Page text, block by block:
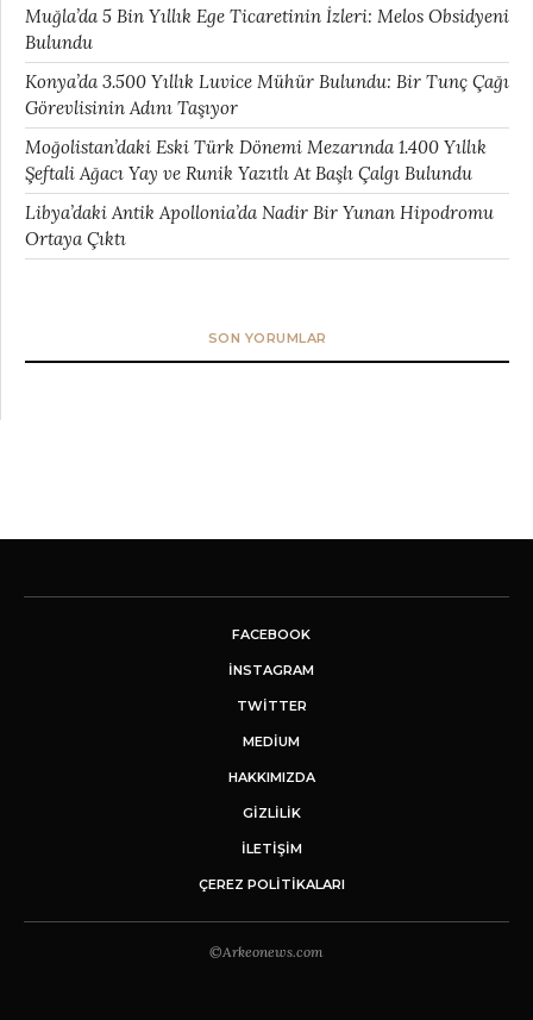
Muğla’da 5 Bin Yıllık Ege Ticaretinin İzleri: Melos Obsidyeni
Bulundu
Konya’da 3.500 Yıllık Luvice Mühür Bulundu: Bir Tunç Çağı
Görevlisinin Adını Taşıyor
Moğolistan’daki Eski Türk Dönemi Mezarında 1.400 Yıllık
Şeftali Ağacı Yay ve Runik Yazıtlı At Başlı Çalgı Bulundu
Libya’daki Antik Apollonia’da Nadir Bir Yunan Hipodromu
Ortaya Çıktı
SON YORUMLAR
FACEBOOK
INSTAGRAM
TWITTER
MEDIUM
HAKKIMIZDA
GİZLİLİK
İLETIŞIM
ÇEREZ POLITIKALARI
©Arkeonews.com